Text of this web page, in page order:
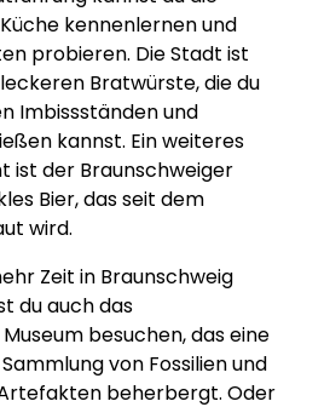
kennenlernen und
probieren. Die Stadt ist
Bratwürste, die du
Imbissständen und
kannst. Ein weiteres
ist der Braunschweiger
Bier, das seit dem
wird.
Zeit in Braunschweig
du auch das
besuchen, das eine
von Fossilien und
beherbergt. Oder